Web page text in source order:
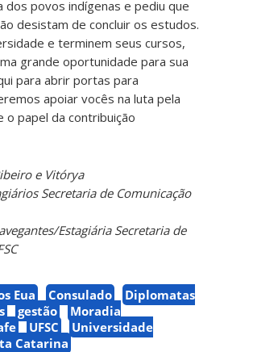
dos povos indígenas e pediu que
desistam de concluir os estudos.
e terminem seus cursos,
grande oportunidade para sua
para abrir portas para
apoiar vocês na luta pela
o papel da contribuição
e Vitórya
Secretaria de Comunicação
Estagiária Secretaria de
Eua Consulado
Diplomatas
gestão
Moradia
UFSC
Universidade
Catarina